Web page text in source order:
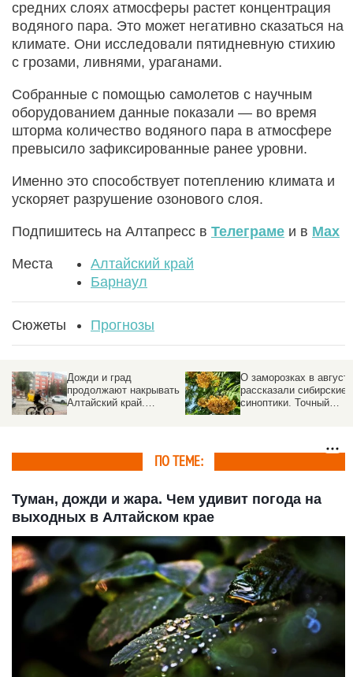
средних слоях атмосферы растет концентрация
водяного пара. Это может негативно сказаться на
климате. Они исследовали пятидневную стихию
с грозами, ливнями, ураганами.
Собранные с помощью самолетов с научным
оборудованием данные показали — во время
шторма количество водяного пара в атмосфере
превысило зафиксированные ранее уровни.
Именно это способствует потеплению климата и
ускоряет разрушение озонового слоя.
Подпишитесь на Алтапресс в Телеграме и в Max
Места
Алтайский край
Барнаул
Сюжеты Прогнозы
Дожди и град
продолжают накрывать
Алтайский край.
О заморозках в августе
рассказали сибирские
синоптики. Точный
ПО ТЕМЕ:
Туман, дожди и жара. Чем удивит погода на
выходных в Алтайском крае